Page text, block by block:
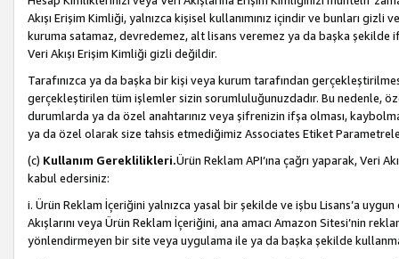
Akışı Erişim Kimliği, yalnızca kişisel kullanımınız içindir ve bunları
kuruma satamaz, devredemez, alt lisans veremez ya da başka şekilde
Veri Akışı Erişim Kimliği gizli değildir.
Tarafınızca ya da başka bir kişi veya kurum tarafından
gerçekleştirilen tüm işlemler sizin sorumluluğunuzdadır. Bu nedenle,
durumlarda ya da özel anahtarınız veya şifrenizin ifşa olması,
ya da özel olarak size tahsis etmediğimiz Associates Etiket
(c) Kullanım Gereklilikleri.Ürün Reklam API’ına çağrı yaparak, Veri
kabul edersiniz:
i. Ürün Reklam İçeriğini yalnızca yasal bir şekilde ve işbu Lisans’a uygun
Akışlarını veya Ürün Reklam İçeriğini, ana amacı Amazon Sitesi’nin
yönlendirmeyen bir site veya uygulama ile ya da başka şekilde